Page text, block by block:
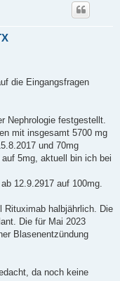
die Eingangsfragen
Nephrologie festgestellt.
mit insgesamt 5700 mg
und 70mg
5mg, aktuell bin ich bei
12.9.2917 auf 100mg.
Rituximab halbjährlich. Die
Die für Mai 2023
Blasenentzündung
da noch keine